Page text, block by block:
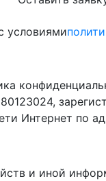
условиями
Интернет по
и иной